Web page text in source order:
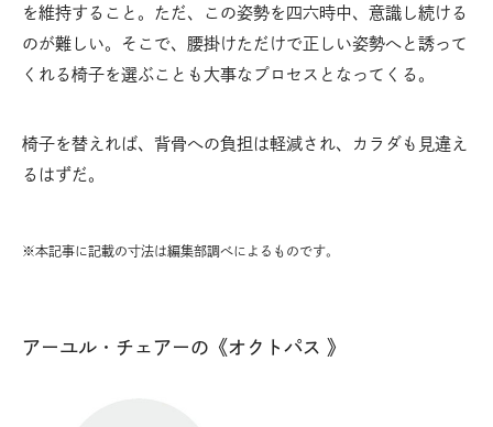
を維持すること。ただ、この姿勢を四六時中、意識し続ける
のが難しい。そこで、腰掛けただけで正しい姿勢へと誘って
くれる椅子を選ぶことも大事なプロセスとなってくる。
椅子を替えれば、背骨への負担は軽減され、カラダも見違え
るはずだ。
※本記事に記載の寸法は編集部調べによるものです。
アーユル・チェアーの《オクトパス 》